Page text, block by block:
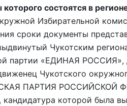
состоятся в
Избирательной
сроки документы
Чукотским
партии «ЕДИНАЯ РОССИЯ»,
Чукотского
ПАРТИЯ РОССИЙСКОЙ
которой была